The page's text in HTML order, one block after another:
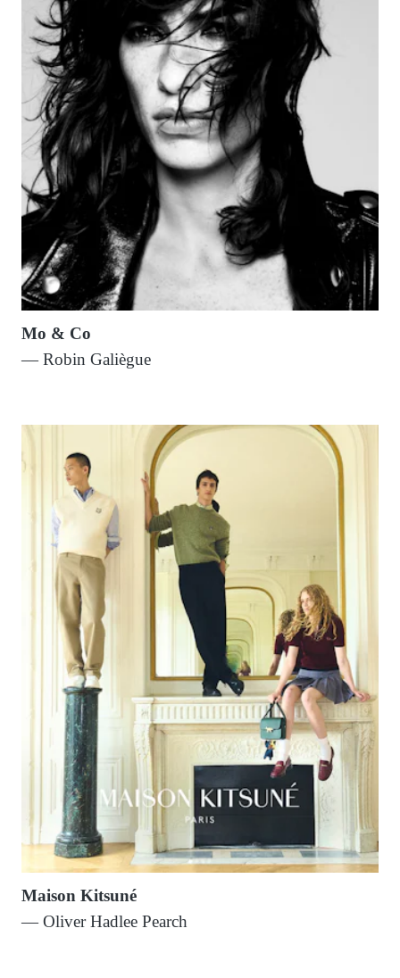
Mo & Co
— Robin Galiègue
Maison Kitsuné
— Oliver Hadlee Pearch